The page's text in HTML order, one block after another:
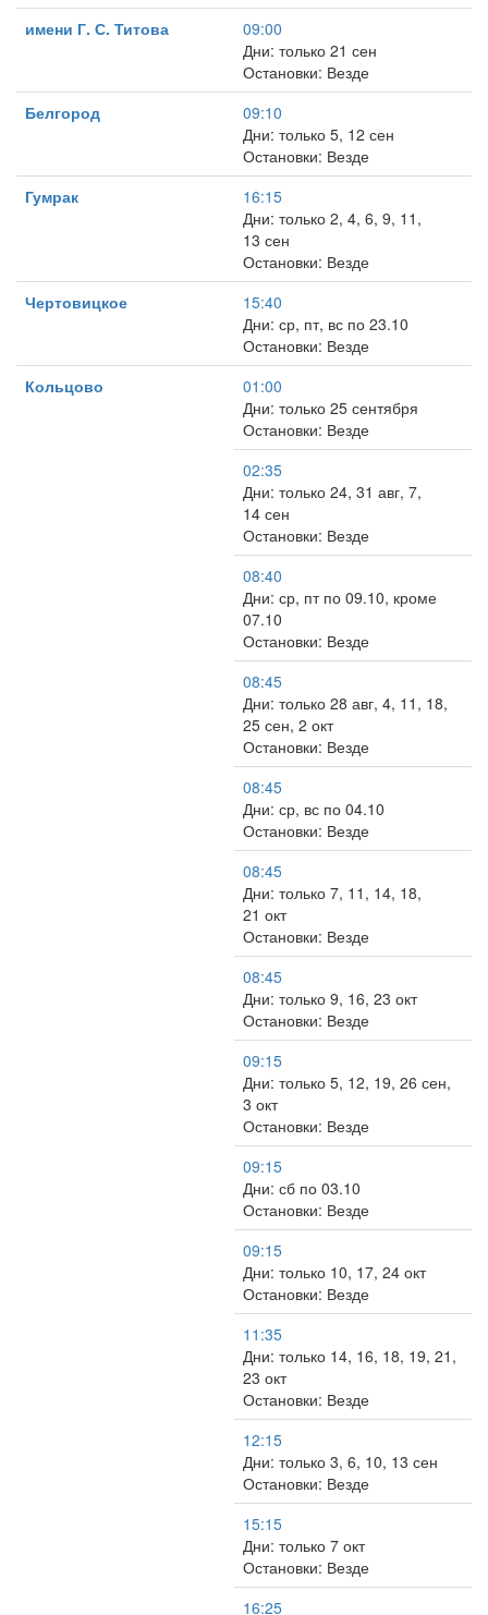
имени Г. С. Титова
09:00
Дни: только 21 сен
Остановки: Везде
Белгород
09:10
Дни: только 5, 12 сен
Остановки: Везде
Гумрак
16:15
Дни: только 2, 4, 6, 9, 11,
13 сен
Остановки: Везде
Чертовицкое
15:40
Дни: ср, пт, вс по 23.10
Остановки: Везде
Кольцово
01:00
Дни: только 25 сентября
Остановки: Везде
02:35
Дни: только 24, 31 авг, 7,
14 сен
Остановки: Везде
08:40
Дни: ср, пт по 09.10, кроме
07.10
Остановки: Везде
08:45
Дни: только 28 авг, 4, 11, 18,
25 сен, 2 окт
Остановки: Везде
08:45
Дни: ср, вс по 04.10
Остановки: Везде
08:45
Дни: только 7, 11, 14, 18,
21 окт
Остановки: Везде
08:45
Дни: только 9, 16, 23 окт
Остановки: Везде
09:15
Дни: только 5, 12, 19, 26 сен,
3 окт
Остановки: Везде
09:15
Дни: сб по 03.10
Остановки: Везде
09:15
Дни: только 10, 17, 24 окт
Остановки: Везде
11:35
Дни: только 14, 16, 18, 19, 21,
23 окт
Остановки: Везде
12:15
Дни: только 3, 6, 10, 13 сен
Остановки: Везде
15:15
Дни: только 7 окт
Остановки: Везде
16:25